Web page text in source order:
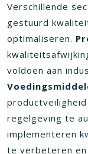
Verschillende
gestuurd
optimaliseren.
voldoen aan
regelgeving te
implementeren
te verbeteren en